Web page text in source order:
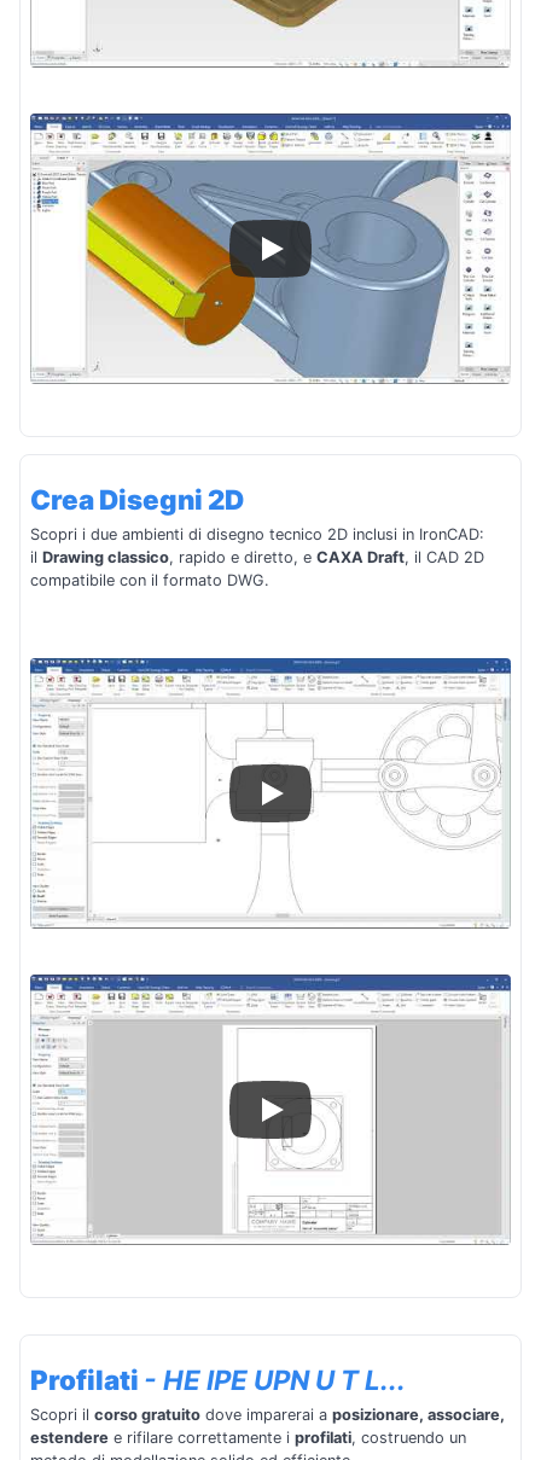
Crea Disegni 2D
Scopri i due ambienti di disegno tecnico 2D inclusi in IronCAD:
il Drawing classico, rapido e diretto, e CAXA Draft, il CAD 2D
compatibile con il formato DWG.
Profilati - HE IPE UPN U T L...
Scopri il corso gratuito dove imparerai a posizionare, associare,
estendere e rifilare correttamente i profilati, costruendo un